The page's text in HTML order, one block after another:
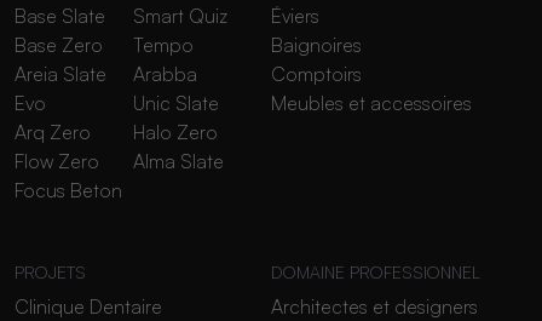
Base Slate
Base Zero
Areia Slate
Evo
Arq Zero
Flow Zero
Focus Beton
Smart Quiz
Tempo
Arabba
Unic Slate
Halo Zero
Alma Slate
Éviers
Baignoires
Comptoirs
Meubles et accessoires
PROJETS
Clinique Dentaire
DOMAINE PROFESSIONNEL
Architectes et designers